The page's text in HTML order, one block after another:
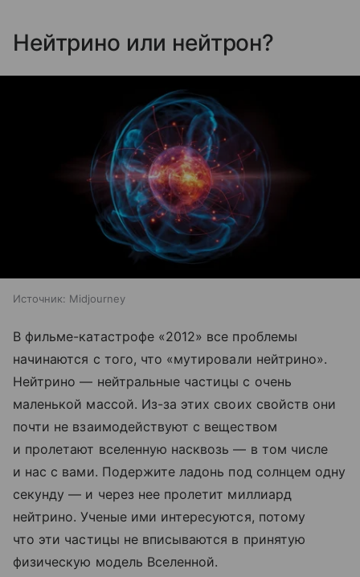
Нейтрино или нейтрон?
Источник: Midjourney
В фильме-катастрофе «2012» все проблемы
начинаются с того, что «мутировали нейтрино».
Нейтрино — нейтральные частицы с очень
маленькой массой. Из-за этих своих свойств они
почти не взаимодействуют с веществом
и пролетают вселенную насквозь — в том числе
и нас с вами. Подержите ладонь под солнцем одну
секунду — и через нее пролетит миллиард
нейтрино. Ученые ими интересуются, потому
что эти частицы не вписываются в принятую
физическую модель Вселенной.